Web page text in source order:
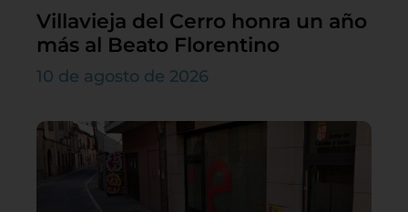
Villavieja del Cerro honra un año
más al Beato Florentino
10 de agosto de 2026